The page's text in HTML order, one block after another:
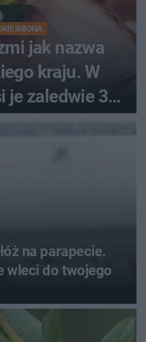
IMIONA
jak nazwa
kraju. W
je zaledwie 3
na parapecie.
wleci do twojego